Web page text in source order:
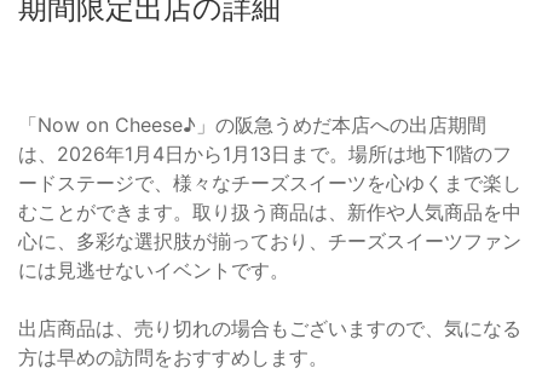
期間限定出店の詳細
「Now on Cheese♪」の阪急うめだ本店への出店期間
は、2026年1月4日から1月13日まで。場所は地下1階のフ
ードステージで、様々なチーズスイーツを心ゆくまで楽し
むことができます。取り扱う商品は、新作や人気商品を中
心に、多彩な選択肢が揃っており、チーズスイーツファン
には見逃せないイベントです。
出店商品は、売り切れの場合もございますので、気になる
方は早めの訪問をおすすめします。